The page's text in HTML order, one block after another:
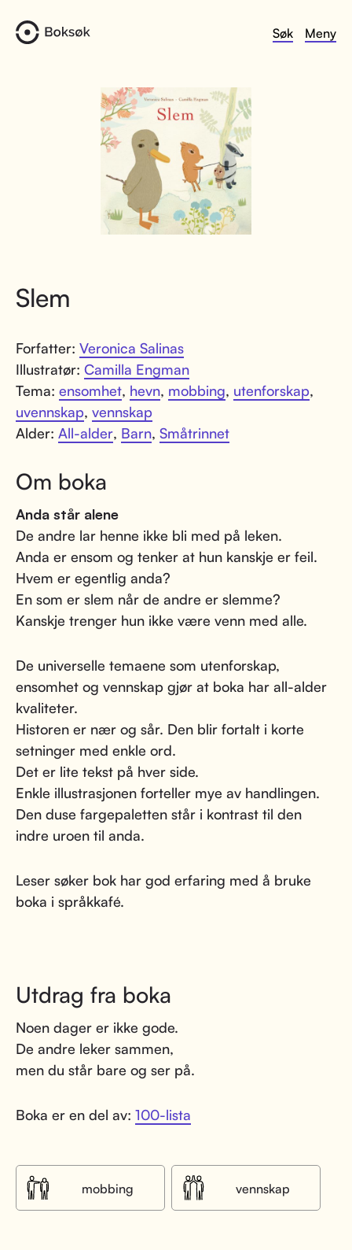
Søk Meny
Slem
Forfatter: Veronica Salinas
Illustratør: Camilla Engman
Tema: ensomhet, hevn, mobbing, utenforskap,
uvennskap, vennskap
Alder: All-alder, Barn, Småtrinnet
Om boka
Anda står alene
De andre lar henne ikke bli med på leken.
Anda er ensom og tenker at hun kanskje er feil.
Hvem er egentlig anda?
En som er slem når de andre er slemme?
Kanskje trenger hun ikke være venn med alle.
De universelle temaene som utenforskap,
ensomhet og vennskap gjør at boka har all-alder
kvaliteter.
Historen er nær og sår. Den blir fortalt i korte
setninger med enkle ord.
Det er lite tekst på hver side.
Enkle illustrasjonen forteller mye av handlingen.
Den duse fargepaletten står i kontrast til den
indre uroen til anda.
Leser søker bok har god erfaring med å bruke
boka i språkkafé.
Utdrag fra boka
Noen dager er ikke gode.
De andre leker sammen,
men du står bare og ser på.
Boka er en del av: 100-lista
mobbing vennskap